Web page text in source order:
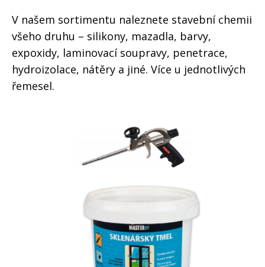
V našem sortimentu naleznete stavební chemii
všeho druhu – silikony, mazadla, barvy,
expoxidy, laminovací soupravy, penetrace,
hydroizolace, nátěry a jiné. Více u jednotlivých
řemesel.